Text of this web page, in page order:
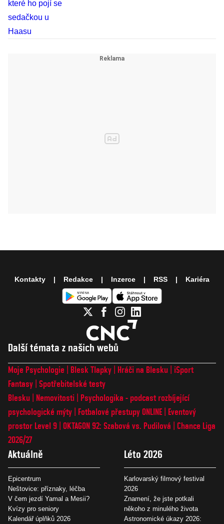
Další témata z našich webů
Moje Psychologie Blesk Tlapky Hráči na Blesku
iSport
Fantasy Spotřebitelské testy
Blesku
Nemovitosti
Psychologika - podcast rozbíjející
psychologické mýty
Fotbalové přestupy ONLINE
Eventový
prostor Level 9 OKTAGON 92: Szabová vs. Pudilová
Chance Liga
2026/27
Aktuálně
Epicentrum
Neštovice: příznaky, léčba
V čem jezdí Yamal a Mesii?
Kvízy pro seniory
Kalendář úplňků 2026
Léto 2026
Karlovarský filmový festival
2026
Znamení, že jste potkali
někoho z minulého života
Astronomické úkazy 2026:
Kontakty Redakce Inzerce RSS Kariéra